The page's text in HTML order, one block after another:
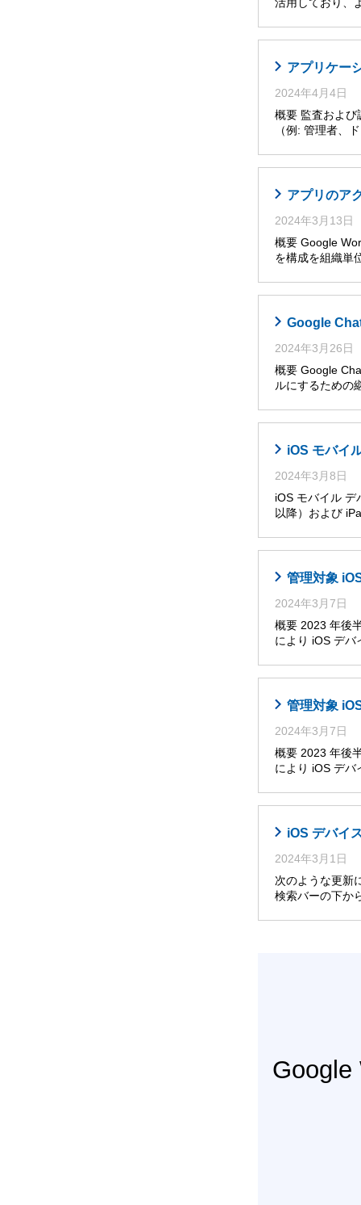
アプリケー
2024年4月4日
概要 監査および
（例: 管理者、
アプリのア
2024年3月13日
概要 Google
を構成を組織単
Google
2024年3月26日
概要 Google
ルにするための
iOS モバイ
2024年3月8日
iOS モバイル デ
以降）および
管理対象
2024年3月7日
概要 2023 年後
により iOS デ
管理対象
2024年3月7日
概要 2023 年後
により iOS デ
iOS デバイ
2024年3月1日
次のような更新
検索バーの下か
Google